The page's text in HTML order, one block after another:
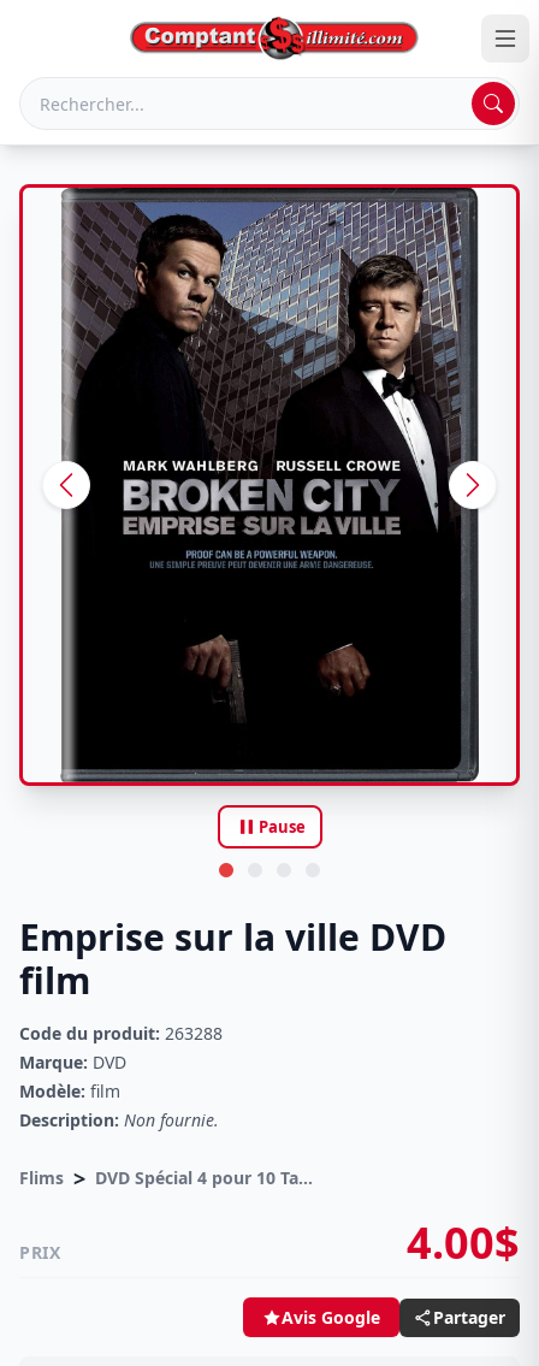
pause Pause
Emprise sur la ville DVD
film
Code du produit: 263288
Marque: DVD
Modèle: film
Description: Non fournie.
Flims > DVD Spécial 4 pour 10 Taxes incluses sur -4.00$
PRIX 4.00$
Avis Google Partager